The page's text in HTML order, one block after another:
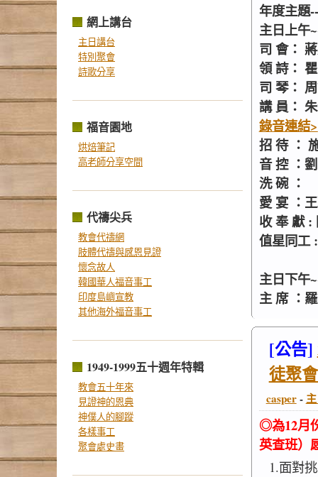
網上講台
主日講台
特別聚會
詩歌分享
福音園地
烘焙筆記
高老師分享空間
代禱尖兵
教會代禱網
肢體代禱與感恩見證
懷念故人
韓國華人福音事工
印度島嶼宣教
其他海外福音事工
1949-1999五十週年特輯
教會五十年來
見證神的恩典
神僕人的腳蹤
各樣事工
聚會處史畫
年度主題
主日上午
司 會：
領 詩：
司 琴：
講 員：
錄音連結>
招 待 ：
音 控 ：
洗 碗 ：
愛 宴 ：
收 奉 獻 :
值星同工
主日下午
主 席 ：
[公告]
徒聚
casper-
◎為12月
英查班）
1.面對